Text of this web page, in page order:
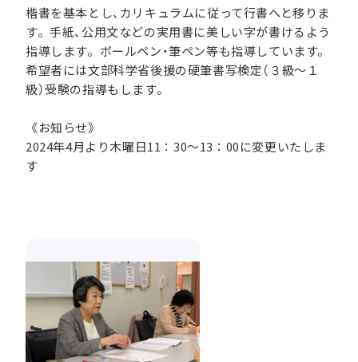
楷書を基本とし、カリキュラムに従って行書へと移りま
す。手紙、公用文などの実用書に美しい字が書けるよう
指導します。ボールペン・筆ペン等も指導しています。
希望者には文部科学省後援の硬筆書写検定（３級～１
級）受験の指導もします。
《お知らせ》
2024年4月より木曜日11：30～13：00に変更いたしま
す